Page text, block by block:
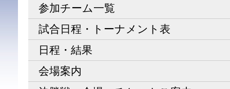
参加チーム一覧
試合日程・トーナメント表
日程・結果
会場案内